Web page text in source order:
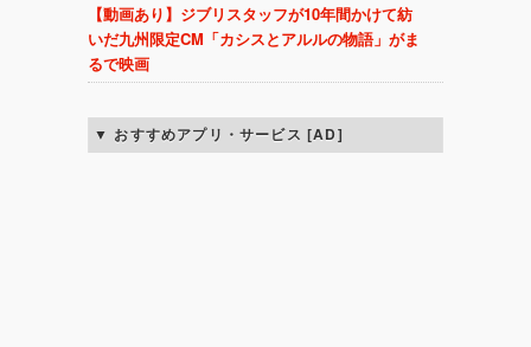
【動画あり】ジブリスタッフが10年間かけて紡
いだ九州限定CM「カシスとアルルの物語」がま
るで映画
おすすめアプリ・サービス [AD]